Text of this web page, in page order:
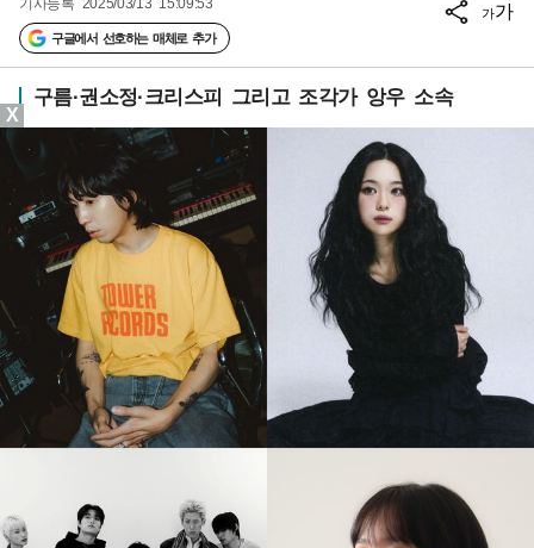
기사등록 2025/03/13 15:09:53
구글에서 선호하는 매체로 추가
가가
구름·권소정·크리스피 그리고 조각가 앙우 소속
X